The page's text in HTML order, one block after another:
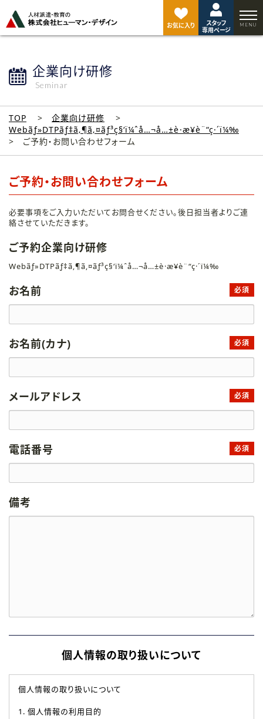
お気に入り
スタッフ
専用ページ
企業向け研修
Seminar
TOP
企業向け研修
Webãƒ»DTPãƒ‡ã‚¶ã‚¤ãƒ³ç§‘ï¼ˆå…¬å…±è·æ¥­è¨“ç·´ï¼‰
ご予約・お問い合わせフォーム
ご予約・お問い合わせフォーム
必要事項をご入力いただいてお問合せください。後日担当者よりご連
絡させていただきます。
ご予約企業向け研修
Webãƒ»DTPãƒ‡ã‚¶ã‚¤ãƒ³ç§‘ï¼ˆå…¬å…±è·æ¥­è¨“ç·´ï¼‰
お名前 必須
お名前(カナ) 必須
メールアドレス 必須
電話番号 必須
備考
個人情報の取り扱いについて
個人情報の取り扱いについて
1. 個人情報の利用目的
ジ
ト